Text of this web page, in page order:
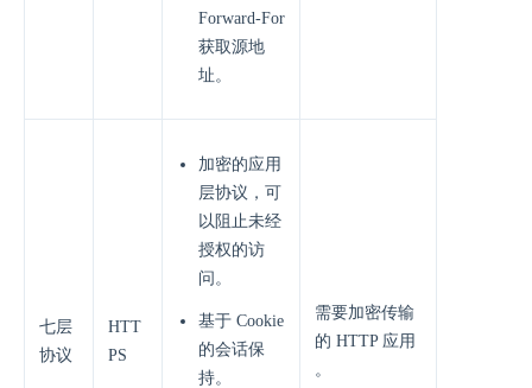
Forward-For
获取源地
址。
七层
协议
HTT
PS
加密的应用
层协议，可
以阻止未经
授权的访
问。
基于 Cookie
的会话保
持。
需要加密传输
的 HTTP 应用
。